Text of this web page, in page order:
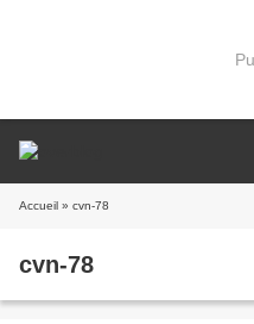
Accueil » cvn-78
cvn-78